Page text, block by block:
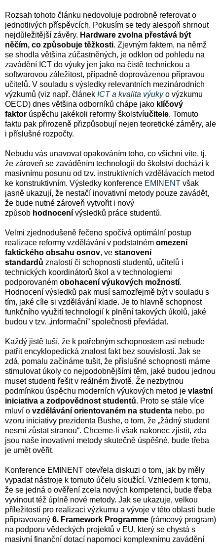
Rozsah tohoto článku nedovoluje podrobně referovat o
jednotlivých příspěvcích. Pokusím se tedy alespoň shrnout
nejdůležitější závěry. Hardware zvolna přestává být
něčím, co způsobuje těžkosti. Zjevným faktem, na němž
se shodla většina zúčastněných, je odklon od pohledu na
zavádění ICT do výuky jen jako na čistě technickou a
softwarovou záležitost, případně doprovázenou přípravou
učitelů. V souladu s výsledky relevantních mezinárodních
výzkumů (viz např. článek ICT a kvalita výukyo výzkumu
OECD) dnes většina odborníků chápe jako klíčový
faktor úspěchu jakékoli reformy školstvíučitele. Tomuto
faktu pak přirozeně přizpůsobují nejen teoretické záměry, ale
i příslušné rozpočty.
Nebudu vás unavovat opakováním toho, co všichni víte, tj.
že zároveň se zaváděním technologií do školství dochází k
masivnímu posunu od tzv. instruktivních vzdělávacích metod
ke konstruktivním. Výsledky konference EMINENT však
jasně ukazují, že nestačí inovativní metody pouze zavádět,
že bude nutné zároveň vytvořit i nový
způsob hodnocení výsledků práce studentů.
Velmi zjednodušeně řečeno spočívá optimální postup
realizace reformy vzdělávání v podstatném omezení
faktického obsahu osnov, ve stanovení
standardů znalostí či schopností studentů, učitelů i
technických koordinátorů škol a v technologiemi
podporovaném obohacení výukových možností.
Hodnocení výsledků pak musí samozřejmě být v souladu s
tím, jaké cíle si vzdělávání klade. Je to hlavně schopnost
funkčního využití technologií k plnění takových úkolů, jaké
budou v tzv. „informační” společnosti převládat.
Každý jistě tuší, že k potřebným schopnostem asi nebude
patřit encyklopedická znalost fakt bez souvislostí. Jak se
zdá, pomalu začínáme tušit, že příslušné schopnosti máme
stimulovat úkoly co nejpodobnějšími těm, jaké budou jednou
muset studenti řešit v reálném životě. Že nezbytnou
podmínkou úspěchu moderních výukových metod je vlastní
iniciativa a zodpovědnost studentů. Proto se stále více
mluví o vzdělávání orientovaném na studenta nebo, po
vzoru iniciativy prezidenta Bushe, o tom, že „žádný student
nesmí zůstat stranou“. Chceme-li však nakonec zjistit, zda
jsou naše inovativní metody skutečně úspěšné, bude třeba
je umět ověřit.
Konference EMINENT otevřela diskuzi o tom, jak by měly
vypadat nástroje k tomuto účelu sloužící. Vzhledem k tomu,
že se jedná o ověření zcela nových kompetencí, bude třeba
vyvinout též úplně nové metody. Jak se ukazuje, velkou
příležitostí pro realizaci výzkumu a vývoje v této oblasti bude
připravovaný 6. Framework Programme (rámcový program)
na podporu vědeckých projektů v EU, který se chystá s
masivní finanční dotací napomoci komplexnímu zavádění